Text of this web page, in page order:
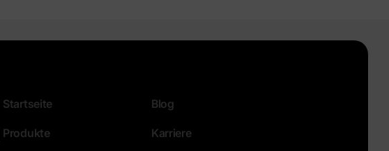
Startseite
Produkte
Blog
Karriere